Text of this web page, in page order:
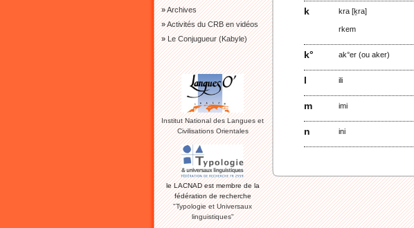
»Archives
»Activités du CRB en vidéos
»Le Conjugueur (Kabyle)
Institut National des Langues et
Civilisations Orientales
le LACNAD est membre de la
fédération de recherche
"Typologie et Universaux
linguistiques"
k kra [ḵra]
rkem
k° ak°er (ou aker)
l ili
m imi
n ini